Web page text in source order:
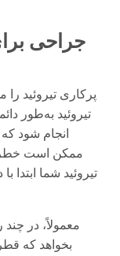
جراحی
پرکاری تیروئید
تیروئید به‌طور
انجام شود
ممکن است
تیروئید شما ابتدا
معمولاً، در
بخواهد که